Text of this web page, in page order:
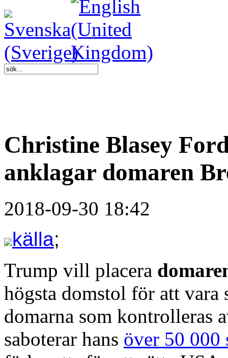
Christine Blasey
anklagar domaren
2018-09-30 18:42
källa;
Trump vill placera
högsta domstol för att vara
domarna som kontrolleras
saboterar hans över 50 000